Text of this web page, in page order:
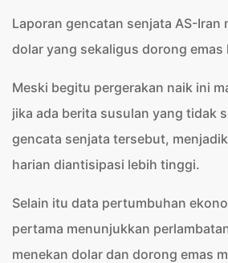
Laporan gencatan senjata AS-Iran
dolar yang sekaligus dorong emas
Meski begitu pergerakan naik ini
jika ada berita susulan yang tidak
gencata senjata tersebut,
harian diantisipasi lebih tinggi.
Selain itu data pertumbuhan
pertama menunjukkan
menekan dolar dan dorong emas